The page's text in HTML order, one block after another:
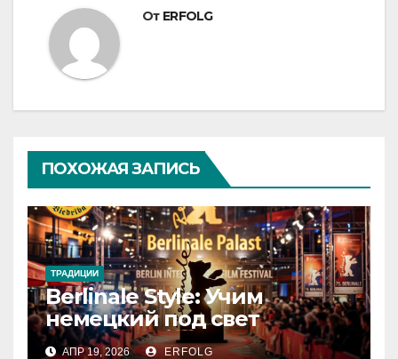
От ERFOLG
ПОХОЖАЯ ЗАПИСЬ
ТРАДИЦИИ
Berlinale Style: Учим
немецкий под свет
софитов!
АПР 19, 2026 ERFOLG